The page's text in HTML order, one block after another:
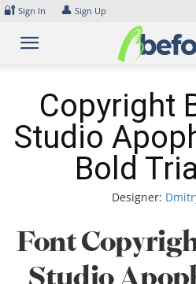
Skip
content
🔐 Sign In 👤 Sign Up
Copyright
Studio
Bold
Designer:
Font
Studio